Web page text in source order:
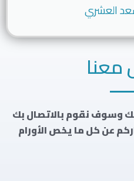
العشري
معنا
وسوف نقوم بالاتصال بك
عن كل ما يخص الأورام